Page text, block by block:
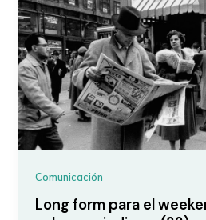
Comunicación
Long form para el